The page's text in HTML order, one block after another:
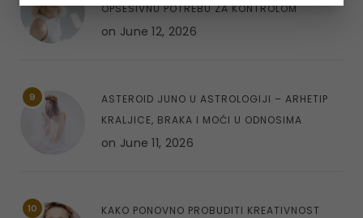
OPSESIVNU POTREBU ZA KONTROLOM
on June 12, 2026
9
ASTEROID JUNO U ASTROLOGIJI – ARHETIP
KRALJICE, BRAKA I MOĆI U ODNOSIMA
on June 11, 2026
10
KAKO PONOVNO PROBUDITI KREATIVNOST